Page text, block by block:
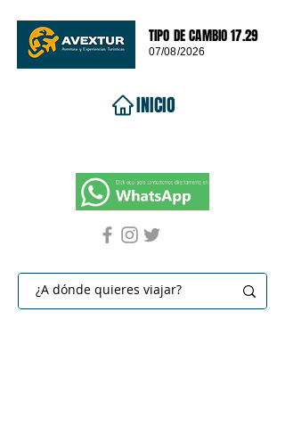
TIPO DE CAMBIO 17.29
07/08/2026
INICIO